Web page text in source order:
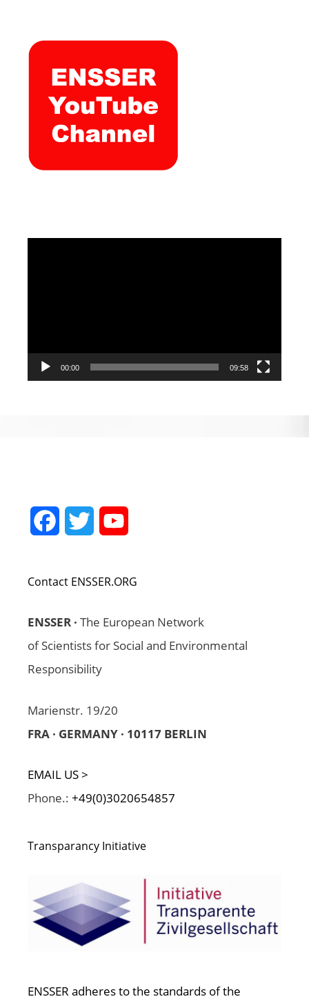
00:00 09:58
FacebookTwitter
Contact ENSSER.ORG
ENSSER · The European Network
of Scientists for Social and Environmental
Responsibility
Marienstr. 19/20
FRA · GERMANY · 10117 BERLIN
EMAIL US >
Phone.: +49(0)3020654857
Transparancy Initiative
ENSSER adheres to the standards of the